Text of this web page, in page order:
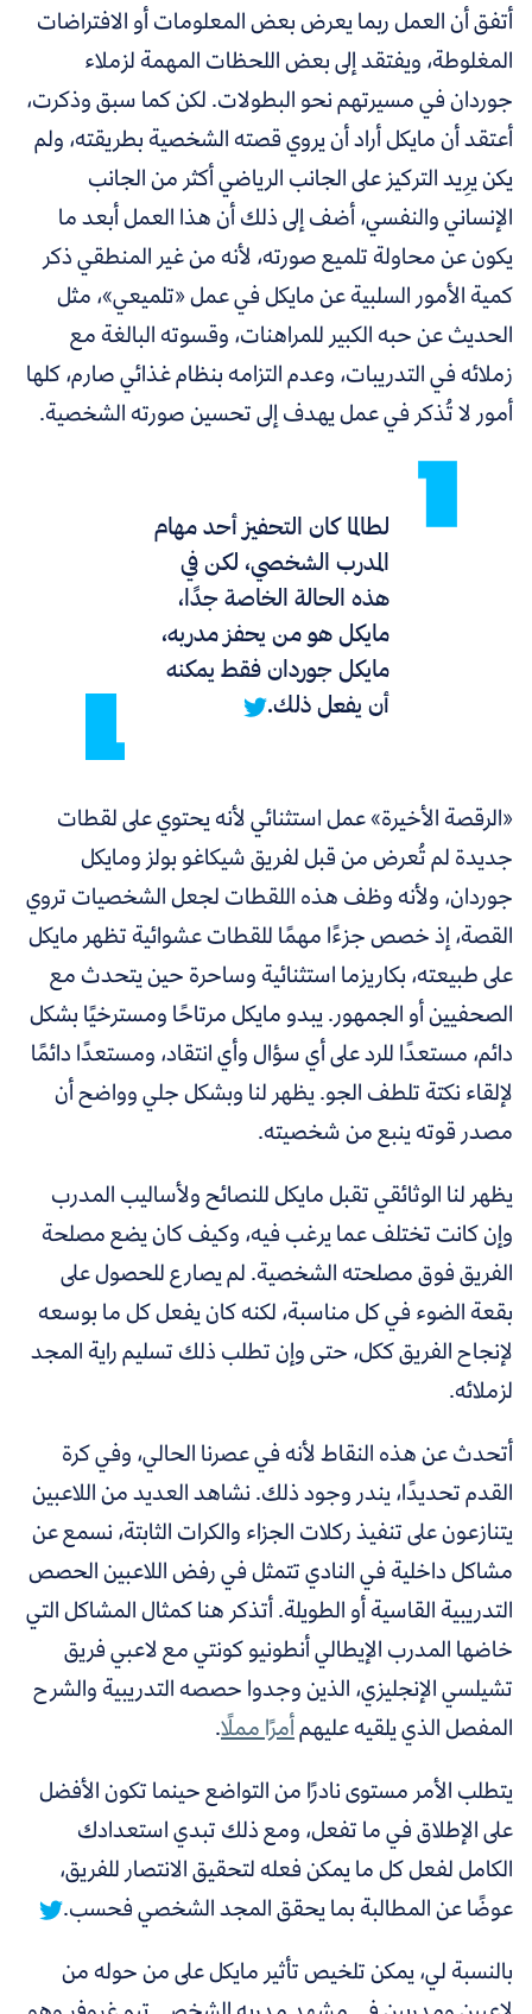
أتفق أن العمل ربما يعرض بعض المعلومات أو الافتراضات
المغلوطة، ويفتقد إلى بعض اللحظات المهمة لزملاء
جوردان في مسيرتهم نحو البطولات. لكن كما سبق وذكرت،
أعتقد أن مايكل أراد أن يروي قصته الشخصية بطريقته، ولم
يكن يرِيد التركيز على الجانب الرياضي أكثر من الجانب
الإنساني والنفسي، أضف إلى ذلك أن هذا العمل أبعد ما
يكون عن محاولة تلميع صورته، لأنه من غير المنطقي ذكر
كمية الأمور السلبية عن مايكل في عمل «تلميعي»، مثل
الحديث عن حبه الكبير للمراهنات، وقسوته البالغة مع
زملائه في التدريبات، وعدم التزامه بنظام غذائي صارم، كلها
أمور لا تُذكر في عمل يهدف إلى تحسين صورته الشخصية.
لطالما كان التحفيز أحد مهام
المدرب الشخصي، لكن في
هذه الحالة الخاصة جدًا،
مايكل هو من يحفز مدربه،
مايكل جوردان فقط يمكنه
أن يفعل ذلك.
«الرقصة الأخيرة» عمل استثنائي لأنه يحتوي على لقطات
جديدة لم تُعرض من قبل لفريق شيكاغو بولز ومايكل
جوردان، ولأنه وظف هذه اللقطات لجعل الشخصيات تروي
القصة، إذ خصص جزءًا مهمًا للقطات عشوائية تظهر مايكل
على طبيعته، بكاريزما استثنائية وساحرة حين يتحدث مع
الصحفيين أو الجمهور. يبدو مايكل مرتاحًا ومسترخيًا بشكل
دائم، مستعدًا للرد على أي سؤال وأي انتقاد، ومستعدًا دائمًا
لإلقاء نكتة تلطف الجو. يظهر لنا وبشكل جلي وواضح أن
مصدر قوته ينبع من شخصيته.
يظهر لنا الوثائقي تقبل مايكل للنصائح ولأساليب المدرب
وإن كانت تختلف عما يرغب فيه، وكيف كان يضع مصلحة
الفريق فوق مصلحته الشخصية. لم يصارع للحصول على
بقعة الضوء في كل مناسبة، لكنه كان يفعل كل ما بوسعه
لإنجاح الفريق ككل، حتى وإن تطلب ذلك تسليم راية المجد
لزملائه.
أتحدث عن هذه النقاط لأنه في عصرنا الحالي، وفي كرة
القدم تحديدًا، يندر وجود ذلك. نشاهد العديد من اللاعبين
يتنازعون على تنفيذ ركلات الجزاء والكرات الثابتة، نسمع عن
مشاكل داخلية في النادي تتمثل في رفض اللاعبين الحصص
التدريبية القاسية أو الطويلة. أتذكر هنا كمثال المشاكل التي
خاضها المدرب الإيطالي أنطونيو كونتي مع لاعبي فريق
تشيلسي الإنجليزي، الذين وجدوا حصصه التدريبية والشرح
المفصل الذي يلقيه عليهمأمرًا مملًا.
يتطلب الأمر مستوى نادرًا من التواضع حينما تكون الأفضل
على الإطلاق في ما تفعل، ومع ذلك تبدي استعدادك
الكامل لفعل كل ما يمكن فعله لتحقيق الانتصار للفريق،
عوضًا عن المطالبة بما يحقق المجد الشخصي فحسب.
بالنسبة لي، يمكن تلخيص تأثير مايكل على من حوله من